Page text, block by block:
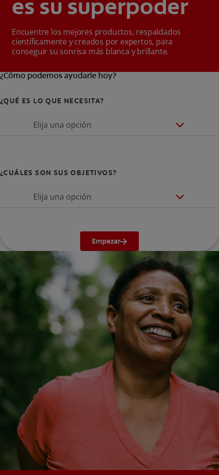
es su superpoder
Encuentre los mejores productos, respaldados
científicamente y creados por expertos, para
conseguir su sonrisa más blanca y brillante.
¿Cómo podemos ayudarle hoy?
¿QUÉ ES LO QUE NECESITA?
Elija una opción
¿CUÁLES SON SUS OBJETIVOS?
Elija una opción
Empezar